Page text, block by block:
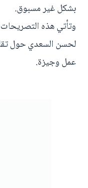
بشكل غير مسبوق.
وتأتي هذه التصريحات
لحسن السعدي حول
عمل وجيزة.